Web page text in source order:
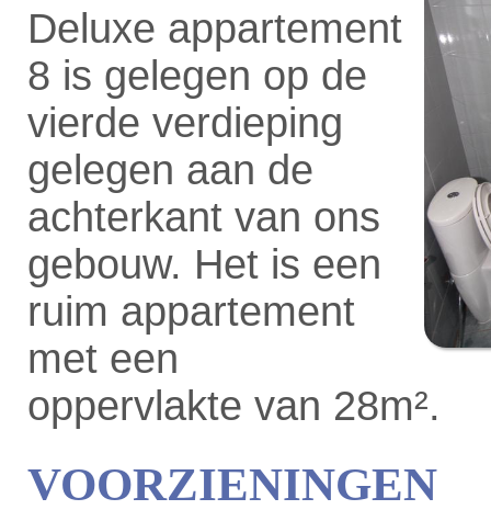
Deluxe appartement
8 is gelegen op de
vierde verdieping
gelegen aan de
achterkant van ons
gebouw. Het is een
ruim appartement
met een
oppervlakte van 28m².
VOORZIENINGEN